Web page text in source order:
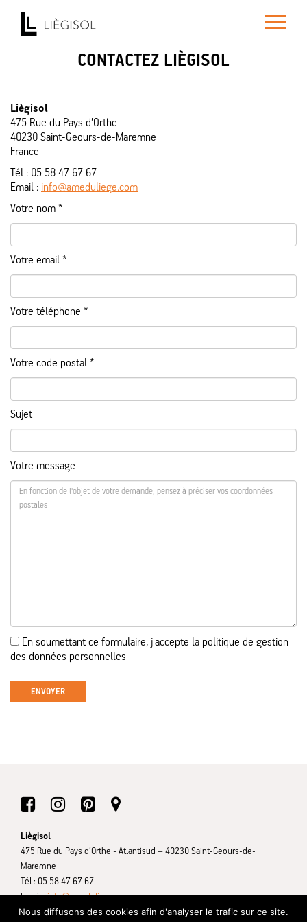
Toggle
CONTACTEZ LIÈGISOL
Liègisol
475 Rue du Pays d’Orthe
40230 Saint-Geours-de-Maremne
France
Tél : 05 58 47 67 67
Email : info@ameduliege.com
Votre nom *
Votre email *
Votre téléphone *
Votre code postal *
Sujet
Votre message
En soumettant ce formulaire, j'accepte la politique de gestion
des données personnelles
Liègisol
475 Rue du Pays d’Orthe - Atlantisud – 40230 Saint-Geours-de-
Maremne
Tél : 05 58 47 67 67
Email :info@ameduliege.com
Nous diffusons des cookies afin d'analyser le trafic sur ce site.